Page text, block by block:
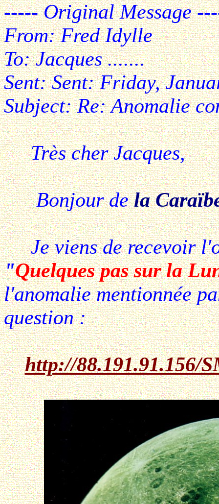
----- Original Message
From: Fred Idylle
To: Jacques .......
Sent: Sent: Friday,
Subject: Re: Anomalie
Très cher Jacques,
Bonjour dela
Je viens de recevoir
"Quelques pas sur la
l'anomalie mentionnée
question :
http://88.191.91.156/